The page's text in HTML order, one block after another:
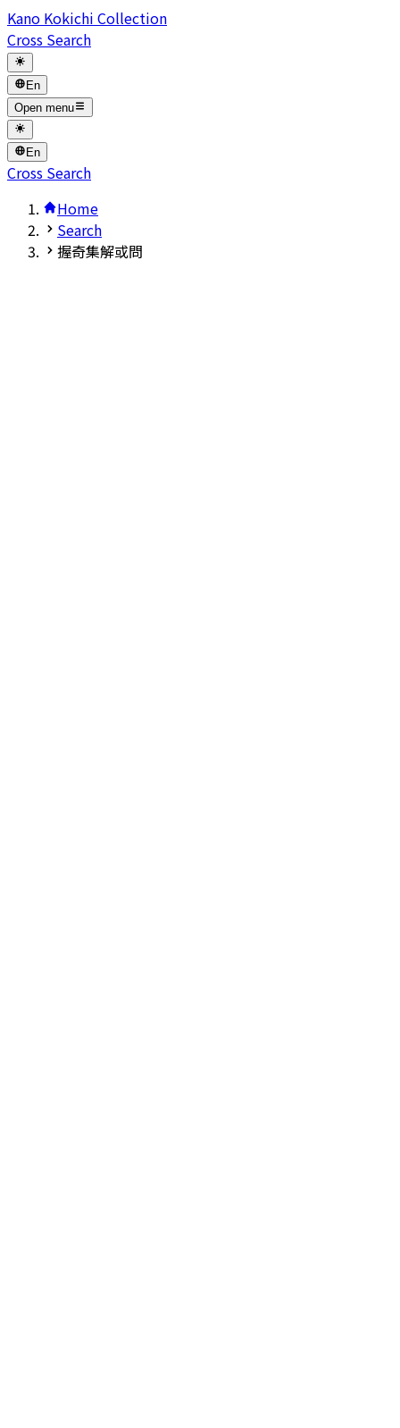
Kano Kokichi Collection
Cross Search
En
Open menu
En
Cross Search
Home
Search
握奇集解或問